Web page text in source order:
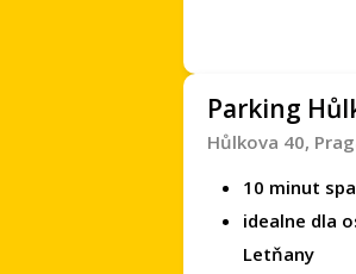
Parking
Hůlkova 40,
10 minut
idealne dla
Letňany